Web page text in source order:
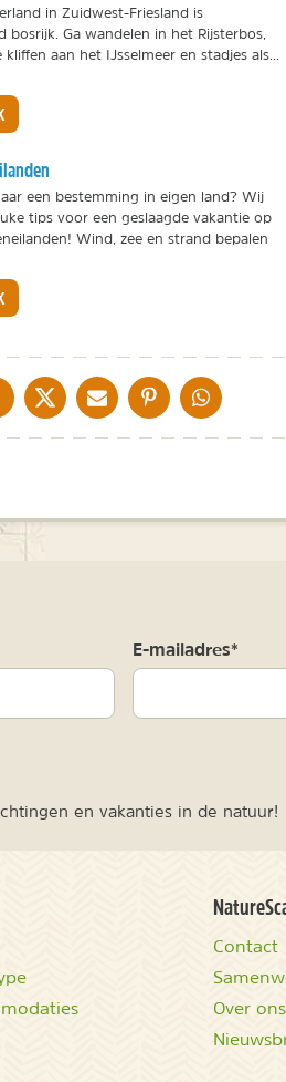
in Zuidwest-Friesland is
bosrijk. Ga wandelen in het Rijsterbos,
kliffen aan het IJsselmeer en stadjes als...
een bestemming in eigen land? Wij
tips voor een geslaagde vakantie op
Wind, zee en strand bepalen
OP FACEBOOK
DELEN OP XDELEN VIA DE MAIL
DELEN OP PINTEREST
DELEN OP
E-mailadres*
en vakanties in de natuur!
Contact
Over